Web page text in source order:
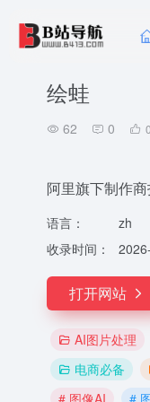
绘蛙
62 0 0
阿里旗下制作
语言：
zh
收录时间：
打开网站
AI图片处理
电商必备
# 图像AI
#